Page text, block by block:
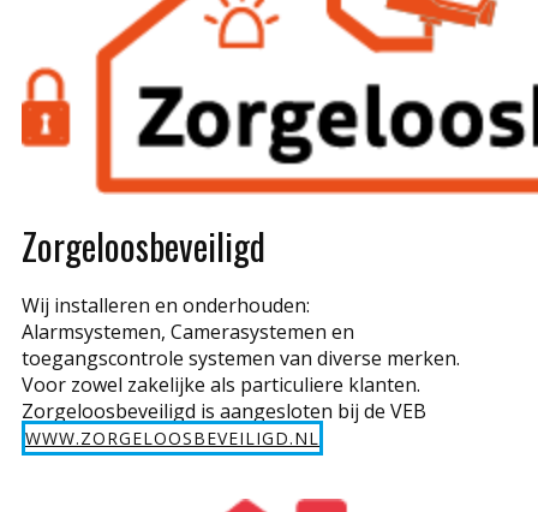
Zorgeloosbeveiligd
Wij installeren en onderhouden:
Alarmsystemen, Camerasystemen en
toegangscontrole systemen van diverse merken.
Voor zowel zakelijke als particuliere klanten.
Zorgeloosbeveiligd is aangesloten bij de VEB
WWW.ZORGELOOSBEVEILIGD.NL